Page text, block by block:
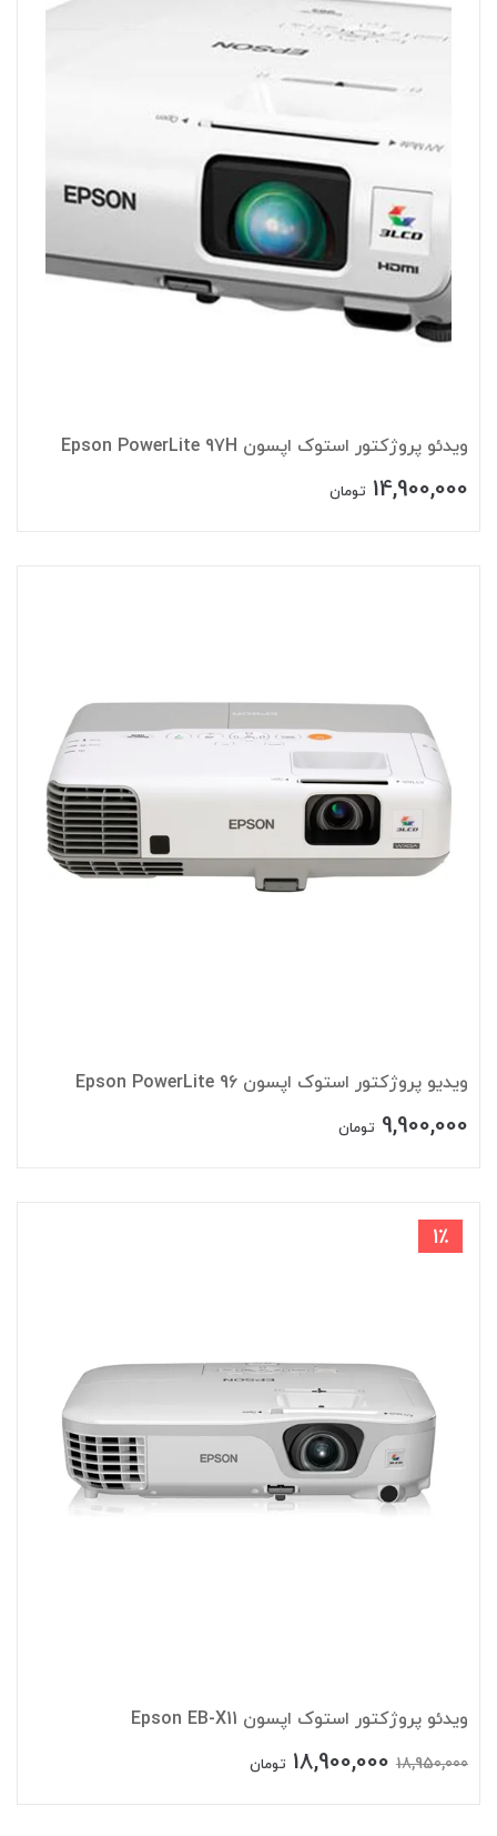
ویدئو پروژکتور استوک اپسون Epson PowerLite 97H
14,900,000 تومان
ویدیو پروژکتور استوک اپسون Epson PowerLite 96
9,900,000 تومان
1٪
ویدئو پروژکتور استوک اپسون Epson EB-X11
18,950,000
18,900,000 تومان